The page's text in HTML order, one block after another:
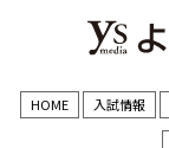
HOME 入試情報